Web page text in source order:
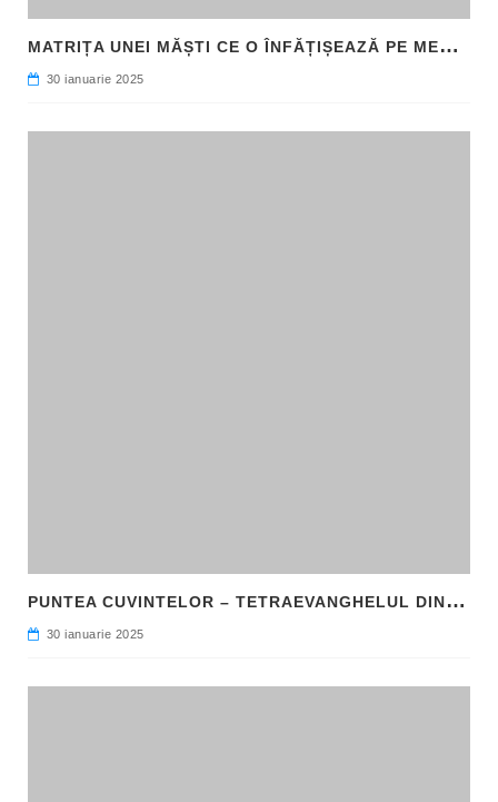
M
ATRIȚA UNEI MĂȘTI CE O ÎNFĂȚIȘEAZĂ PE MEDUSA, DESCOPERITĂ ÎN SICILIA
30 ianuarie 2025
P
UNTEA CUVINTELOR – TETRAEVANGHELUL DIN 1561 ȘI NAȘTEREA LIMBII ROMÂNE LITERARE
30 ianuarie 2025